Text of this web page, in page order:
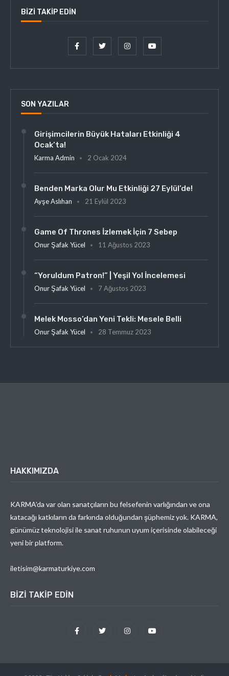
BIZI TAKIP EDIN
SON YAZILAR
Girişimcilerin Büyük Hataları Etkinliği 4
Ocak’ta!
Karma Admin 2 Ocak 2024
Benden Marka Olur Mu Etkinliği 27 Eylül’de!
Ayşe Aslıhan 21 Eylül 2023
Game Of Thrones İzlemek İçin 7 Sebep
Onur Şafak Yücel 11 Ağustos 2023
“Yoruldum Patron!” | Yeşil Yol İncelemesi
Onur Şafak Yücel 7 Ağustos 2023
Melek Mosso’dan Yeni Tekli: Mesele Belli
Onur Şafak Yücel 28 Temmuz 2023
HAKKIMIZDA
KARMA’da var olan sanatçıların bu felsefenin varlığından ve ona
katacağı katkıların da farkında olduğundan şüphemiz yok. KARMA,
günümüz teknolojisi ile sanat ruhunun uyum içerisinde olabileceği
yeni bir platform.
iletisim@karmaturkiye.com
BIZI TAKIP EDIN